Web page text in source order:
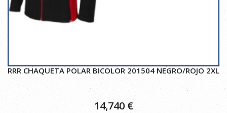
RRR CHAQUETA POLAR BICOLOR 201504 NEGRO/ROJO 2XL
14,740 €